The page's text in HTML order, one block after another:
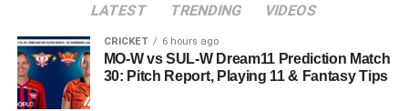
LATEST TRENDING VIDEOS
CRICKET 6 hours ago
MO-W vs SUL-W Dream11 Prediction Match
30: Pitch Report, Playing 11 & Fantasy Tips